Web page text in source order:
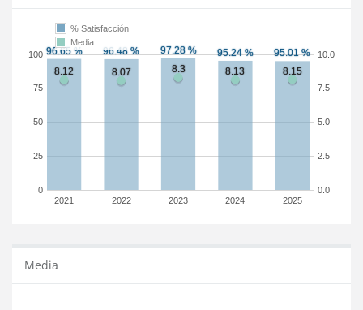
2021 2022 2023 2024 2025
0
25
50
75
100
0.0
2.5
5.0
7.5
10.0
% Satisfacción
Media
Media